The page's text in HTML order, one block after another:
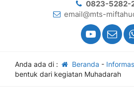
0823-5282-
email@mts-
Anda ada di : Beranda -
bentuk dari kegiatan Muhadarah